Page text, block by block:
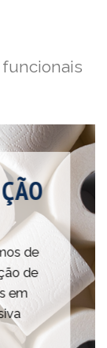
de
de
em